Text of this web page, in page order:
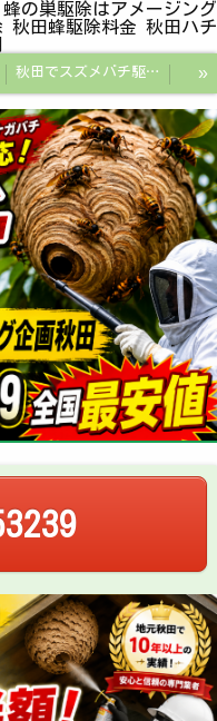
の巣駆除はアメージング
秋田蜂駆除料金 秋田ハチ
秋田でスズメバチ駆除・ハチ駆除・蜂の巣駆除はアメージング企画秋田
秋田探偵/秋田県浮気調査/秋田市万引きGメン
»